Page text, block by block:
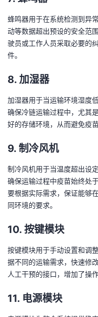
蜂鸣器用于在系统检测到异
动等数据超出预设的安全范
驶员或工作人员采取必要的
件。
8. 加湿器
加湿器用于当运输环境湿度
确保冷链运输过程中，尤其
好的存储环境，从而避免疫
9. 制冷风机
制冷风机用于当温度超出设
确保运输过程中疫苗始终处
要根据实际需求，保证能够
同环境的要求。
10. 按键模块
按键模块用于手动设置和调
据不同的运输需求，快速修
人工干预的接口，增加了操作
11. 电源模块